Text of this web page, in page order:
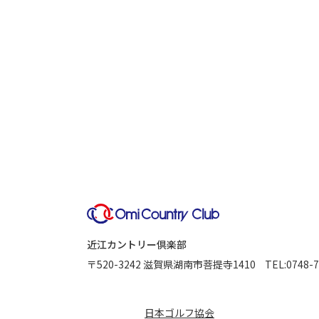
近江カントリー倶楽部
〒520-3242 滋賀県湖南市菩提寺1410 TEL:0748-
日本ゴルフ協会